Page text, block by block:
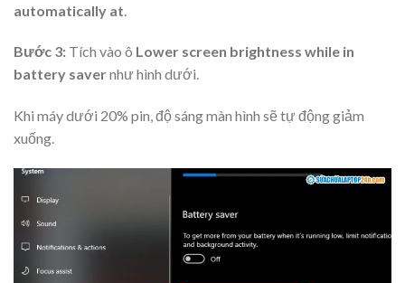
automatically at
Bước 3: Tích vào ô Lower screen brightness while in
battery savernhư hình dưới.
Khi máy dưới 20% pin, độ sáng màn hình sẽ tự động giảm
xuống.